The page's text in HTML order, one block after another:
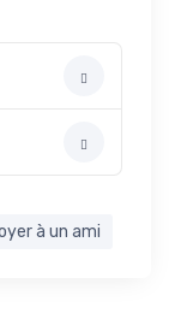
à un ami